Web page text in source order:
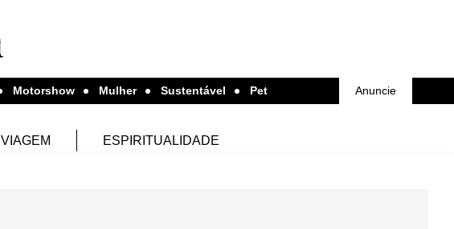
Motorshow Mulher Sustentável Pet Anuncie
VIAGEM ESPIRITUALIDADE